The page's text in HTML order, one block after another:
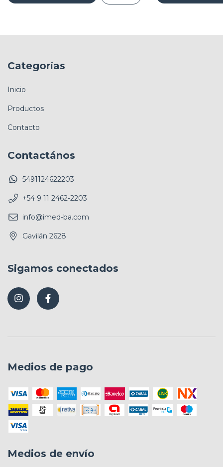
Categorías
Inicio
Productos
Contacto
Contactános
5491124622203
+54 9 11 2462-2203
info@imed-ba.com
Gavilán 2628
Sigamos conectados
Medios de pago
Medios de envío